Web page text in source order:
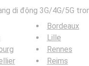
di động 3G/4G/5G
Bordeaux
Lille
Rennes
Reims